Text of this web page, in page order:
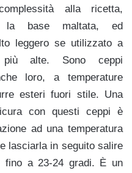
alla ricetta,
la base maltata, ed
leggero se utilizzato a
più alte. Sono ceppi
loro, a temperature
esteri fuori stile. Una
con questi ceppi è
ad una temperatura
lasciarla in seguito salire
fino a 23-24 gradi. È un